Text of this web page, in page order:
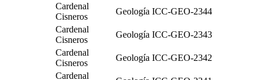
Cardenal
Cisneros
Geología ICC-GEO-2344
Cardenal
Cisneros
Geología ICC-GEO-2343
Cardenal
Cisneros
Geología ICC-GEO-2342
Cardenal